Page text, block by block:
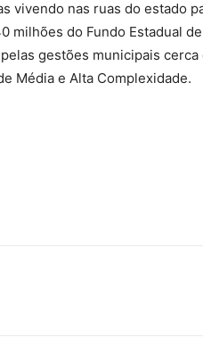
vivendo nas ruas do estado
milhões do Fundo Estadual
gestões municipais cerca
Média e Alta Complexidade.